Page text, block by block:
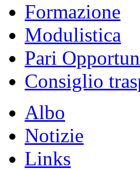
Formazione
Modulistica
Pari
Consiglio
Albo
Notizie
Links